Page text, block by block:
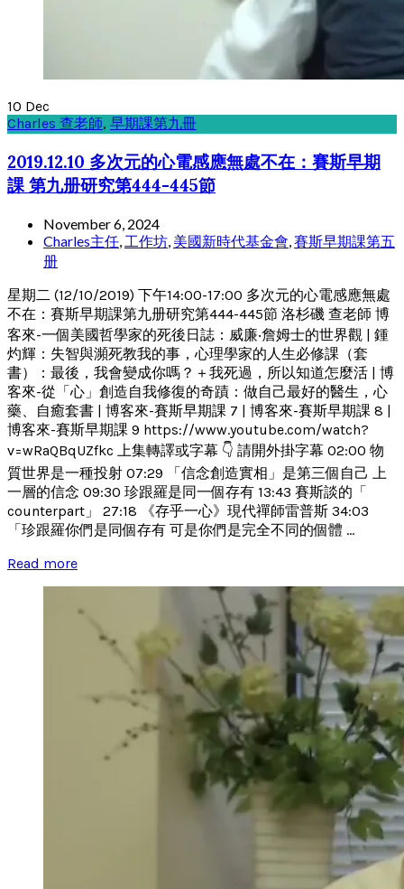
10 Dec
Charles 查老師, 早期課第九冊
2019.12.10 多次元的心電感應無處不在：賽斯早期
課 第九册研究第444-445節
November 6, 2024
Charles主任 工作坊 美國新時代基金會 賽斯早期課第五
册
星期二 (12/10/2019) 下午14:00-17:00 多次元的心電感應無處
不在：賽斯早期課第九册研究第444-445節 洛杉磯 查老師 博
客來-一個美國哲學家的死後日誌：威廉‧詹姆士的世界觀 | 鍾
灼輝：失智與瀕死教我的事，心理學家的人生必修課（套
書）：最後，我會變成你嗎？＋我死過，所以知道怎麼活 | 博
客來-從「心」創造自我修復的奇蹟：做自己最好的醫生，心
藥、自癒套書 | 博客來-賽斯早期課 7 | 博客來-賽斯早期課 8 |
博客來-賽斯早期課 9 https://www.youtube.com/watch?
v=wRaQBqUZfkc 上集轉譯或字幕 👇 請開外掛字幕 02:00 物
質世界是一種投射 07:29 「信念創造實相」是第三個自己 上
一層的信念 09:30 珍跟羅是同一個存有 13:43 賽斯談的「
counterpart」 27:18 《存乎一心》現代禪師雷普斯 34:03
「珍跟羅你們是同個存有 可是你們是完全不同的個體 ...
Read more